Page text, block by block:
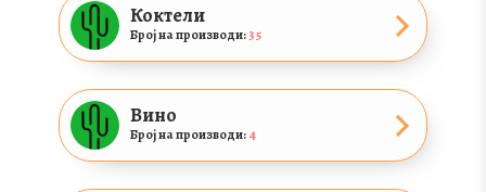
Коктели
Број на производи:35
Вино
Број на производи:4